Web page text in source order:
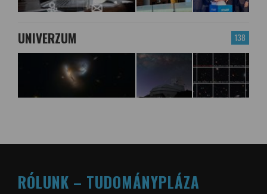
138
UNIVERZUM
RÓLUNK – TUDOMÁNYPLÁZA